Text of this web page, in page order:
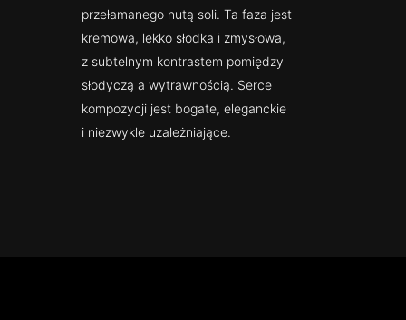
przełamanego nutą soli. Ta faza jest
kremowa, lekko słodka i zmysłowa,
z subtelnym kontrastem pomiędzy
słodyczą a wytrawnością. Serce
kompozycji jest bogate, eleganckie
i niezwykle uzależniające.